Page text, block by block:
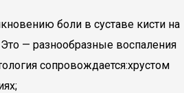
боли в суставе кисти на
— разнообразные воспаления
сопровождается:хрустом